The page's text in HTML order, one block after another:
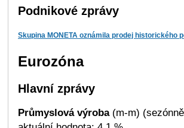
Podnikové zprávy
Skupina MONETA oznámila prodej historického
Eurozóna
Hlavní zprávy
Průmyslová výroba(m-m)